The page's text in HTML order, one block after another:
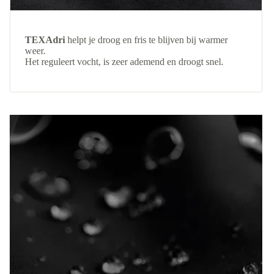
TEXAdri helpt je droog en fris te blijven bij warmer
weer.
Het reguleert vocht, is zeer ademend en droogt snel.